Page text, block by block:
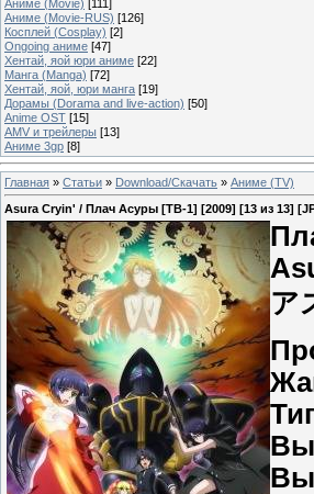
Аниме (Movie) [111]
Аниме (Movie-RUS) [126]
Косплей (Cosplay) [2]
Ongoing аниме [47]
Хентай, яой юри аниме [22]
Манга (Manga) [72]
Хентай, яой, юри манга [19]
Дорамы (Dorama and live-action) [50]
Anime OST [15]
AMV и трейлеры [13]
Аниме 3gp [8]
Главная » Статьи » Download/Скачать » Аниме (TV)
Asura Cryin' / Плач Асуры [ТВ-1] [2009] [13 из 13]
ア